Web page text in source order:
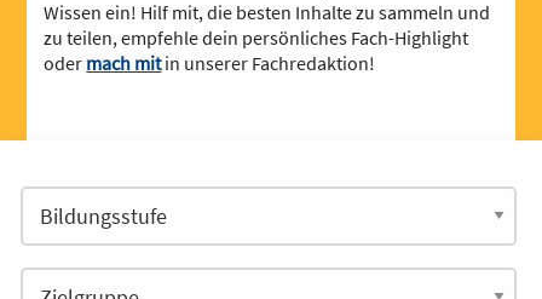
Wissen ein! Hilf mit, die besten Inhalte zu sammeln und
zu teilen, empfehle dein persönliches Fach-Highlight
oder mach mitin unserer Fachredaktion!